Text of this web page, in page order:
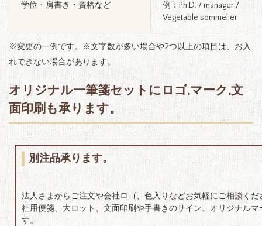
学位・肩書き・資格など
例：Ph.D. / manager /
Vegetable sommelier
※変更の一例です。※文字数が多い場合や2つ以上の項目は、お入
れできない場合があります。
オリジナル一筆箋セットにロゴ,マーク,文
面印刷も承ります。
別注品承ります。
法人さまからご注文や会社ロゴ、色入りなどお気軽にご相談くだ
社用便箋、大ロット、文面印刷や手書きのサイン、オリジナル
す。